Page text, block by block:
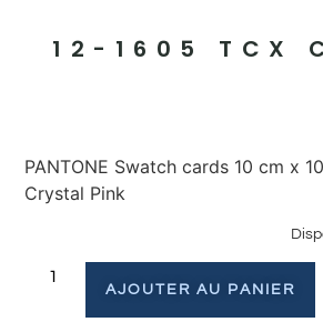
12-1605 TCX
PANTONE Swatch cards 10 cm x
Crystal Pink
AJOUTER AU PANIER